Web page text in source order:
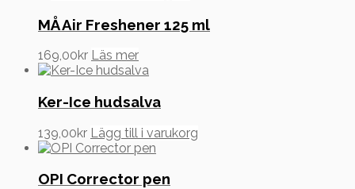
MÅ Air Freshener 125 ml
169,00kr Läs mer
Ker-Ice hudsalva
139,00kr Lägg till i varukorg
OPI Corrector pen